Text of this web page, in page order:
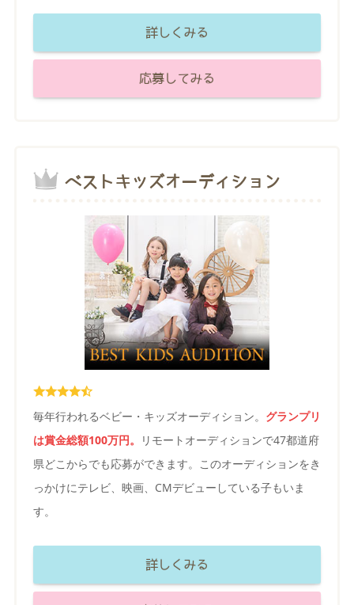
詳しくみる
応募してみる
ベストキッズオーディション
毎年行われるベビー・キッズオーディション。 グランプリ
は賞金総額100万円。
リモートオーディションで47都道府
県どこからでも応募ができます。このオーディションをき
っかけにテレビ、映画、CMデビューしている子もいま
す。
詳しくみる